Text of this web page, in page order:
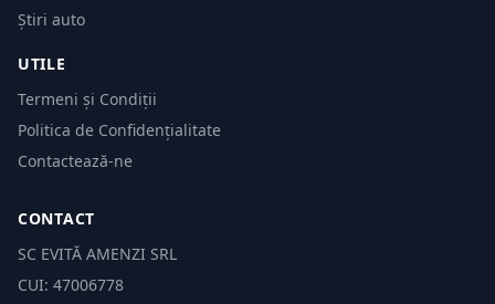
Știri auto
UTILE
Termeni și Condiții
Politica de Confidențialitate
Contactează-ne
CONTACT
SC EVITĂ AMENZI SRL
CUI: 47006778